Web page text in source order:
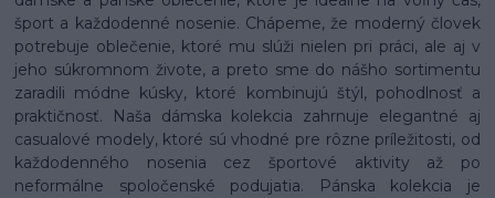
šport a každodenné nosenie. Chápeme, že moderný človek
potrebuje oblečenie, ktoré mu slúži nielen pri práci, ale aj v
jeho súkromnom živote, a preto sme do nášho sortimentu
zaradili módne kúsky, ktoré kombinujú štýl, pohodlnosť a
praktičnosť. Naša dámska kolekcia zahrnuje elegantné aj
casualové modely, ktoré sú vhodné pre rôzne príležitosti, od
každodenného nosenia cez športové aktivity až po
neformálne spoločenské podujatia. Pánska kolekcia je